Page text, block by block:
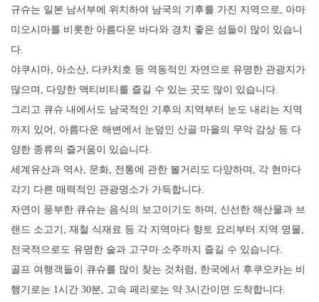
규슈는 일본 남서부에 위치하여 남국의 기후를 가진 지역으로, 아마
미오시마를 비롯한 아름다운 바다와 경치 좋은 섬들이 많이 있습니
다.
야쿠시마, 아소산, 다카치호 등 역동적인 자연으로 유명한 관광지가
많으며, 다양한 액티비티를 즐길 수 있는 곳도 많이 있습니다.
그리고 큐슈 내에서도 남국적인 기후의 지역부터 눈도 내리는 지역
까지 있어, 아름다운 해변에서 눈덮인 산골 마을의 무악 감상 등 다
양한 종류의 즐거움이 있습니다.
세계유산과 역사, 문화, 전통에 관한 볼거리도 다양하며, 각 현마다
각기 다른 매력적인 관광명소가 가득합니다.
자연이 풍부한 큐슈는 음식의 보고이기도 하며, 신선한 해산물과 브
랜드 소고기, 재철 식재료 등 각 지역마다 향토 요리부터 지역 명물,
전국적으로도 유명한 술과 고구마 소주까지 즐길 수 있습니다.
골프 여행객들이 큐슈를 많이 찾는 것처럼, 한국에서 후쿠오카는 비
행기로는 1시간 30분, 고속 페리로는 약 3시간이면 도착합니다.